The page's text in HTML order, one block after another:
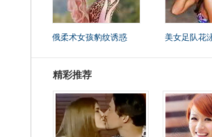
俄柔术女孩豹纹诱惑 美女足队花
精彩推荐